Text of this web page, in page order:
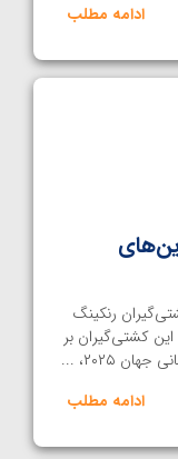
ادامه مطلب
رنکینگ
جایگاه این کشتی‌گیران بر
۲۰۲۵، ...
ادامه مطلب